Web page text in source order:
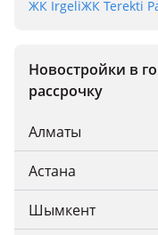
ЖК IrgeliЖК Terekti
Новостройки в
рассрочку
Алматы
Астана
Шымкент